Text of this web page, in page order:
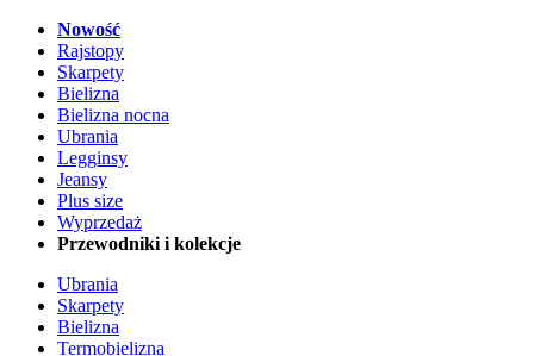
Nowość
Rajstopy
Skarpety
Bielizna
Bielizna nocna
Ubrania
Legginsy
Jeansy
Plus size
Wyprzedaż
Przewodniki i kolekcje
Ubrania
Skarpety
Bielizna
Termobielizna